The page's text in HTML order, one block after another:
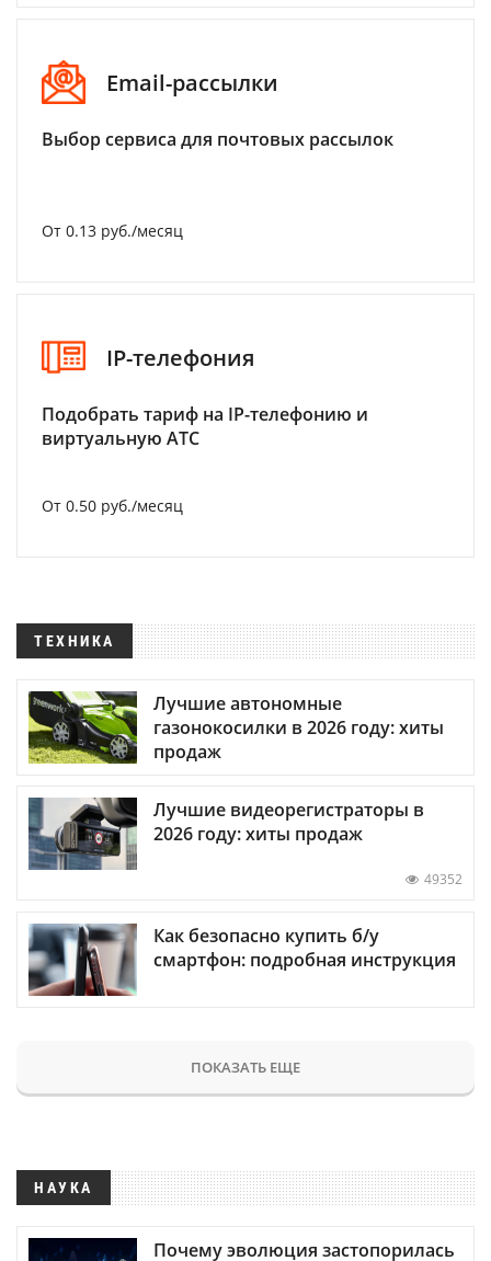
Email-рассылки
Выбор сервиса для почтовых рассылок
От 0.13 руб./месяц
IP-телефония
Подобрать тариф на IP-телефонию и
виртуальную АТС
От 0.50 руб./месяц
ТЕХНИКА
Лучшие автономные
газонокосилки в 2026 году: хиты
продаж
Лучшие видеорегистраторы в
2026 году: хиты продаж
49352
Как безопасно купить б/у
смартфон: подробная инструкция
ПОКАЗАТЬ ЕЩЕ
НАУКА
Почему эволюция застопорилась